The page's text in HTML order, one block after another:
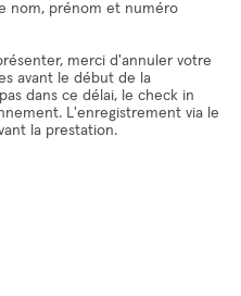
nom, prénom et numéro
merci d'annuler votre
avant le début de la
dans ce délai, le check in
L'enregistrement via le
la prestation.